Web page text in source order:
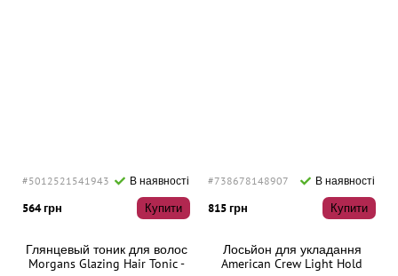
#5012521541943 В наявності
564 грн Купити
Глянцевый тоник для волос
Morgans Glazing Hair Tonic -
#738678148907 В наявності
815 грн Купити
Лосьйон для укладання
American Crew Light Hold